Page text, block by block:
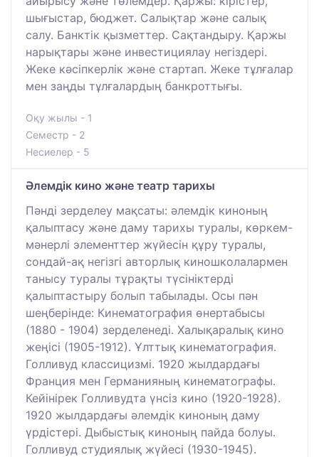
шығыстар, бюджет. Салықтар және салық
салу. Банктік қызметтер. Сақтандыру. Қаржы
нарықтары және инвестициялау негіздері.
Жеке кәсіпкерлік және стартап. Жеке тұлғалар
мен заңды тұлғалардың банкроттығы.
Оқу жылы - 1
Семестр - 2
Несиелер - 5
Әлемдік кино және театр тарихы
Пәнді зерделеу мақсаты: әлемдік киноның
қалыптасу және даму тарихы туралы, көркем-
мәнерлі элементтер жүйесін құру туралы,
сондай-ақ негізгі авторлық киношколалармен
танысу туралы тұрақты түсініктерді
қалыптастыру болып табылады. Осы пән
шеңберінде: Кинематография өнертабысы
(1880 - 1904) зерделенеді. Халықаралық кино
жеңісі (1905-1912). Ұлттық кинематография.
Голливуд классицизмі. 1920 жылдардағы
Франция мен Германияның кинематографы.
Кейінірек Голливудта үнсіз кино (1920-1928).
1920 жылдардағы әлемдік киноның даму
үрдістері. Дыбыстық киноның пайда болуы.
Голливуд студиялық жүйесі (1930-1945).